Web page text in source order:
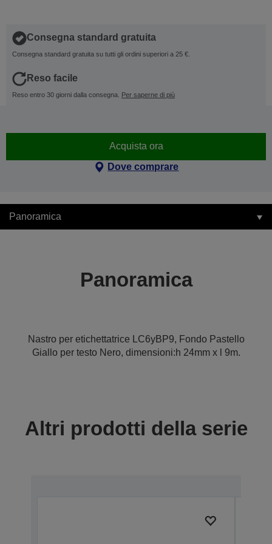
Consegna standard gratuita
Consegna standard gratuita su tutti gli ordini superiori a 25 €.
Reso facile
Reso entro 30 giorni dalla consegna. Per saperne di più
Acquista ora
Dove comprare
Panoramica
Panoramica
Nastro per etichettatrice LC6yBP9, Fondo Pastello
Giallo per testo Nero, dimensioni:h 24mm x l 9m.
Altri prodotti della serie